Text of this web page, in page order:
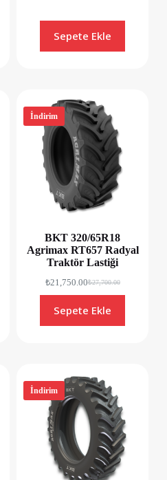
Sepete Ekle
İndirim
BKT 320/65R18
Agrimax RT657 Radyal
Traktör Lastiği
₺27,700.00
₺21,750.00
Sepete Ekle
İndirim